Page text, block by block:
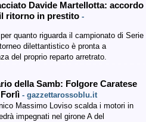
Davide Martellotta: accordo
ritorno in prestito -
quanto riguarda il campionato di Serie
dilettantistico è pronta a
del proprio reparto arretrato.
della Samb: Folgore Caratese
- gazzettarossoblu.it
Massimo Loviso scalda i motori in
impegnati nel girone A del